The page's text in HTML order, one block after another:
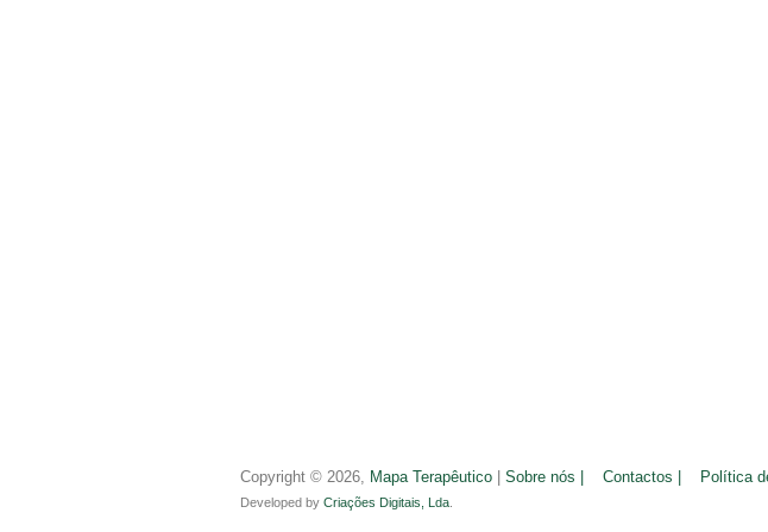
Copyright © 2026, Mapa Terapêutico Sobre nós | Contactos | Política
Developed by Criações Digitais, Lda